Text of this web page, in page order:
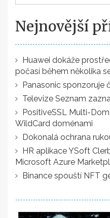
Nejnovější
Huawei dokáže
počasí během několika
Panasonic sponzoruje
Televize Seznam
PositiveSSL Multi-
WildCard doménami
Dokonalá ochrana
HR aplikace YSoft
Microsoft Azure
Binance spouští NFT